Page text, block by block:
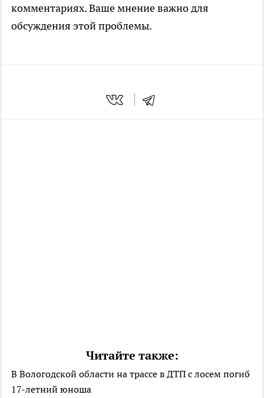
комментариях. Ваше мнение важно для
обсуждения этой проблемы.
Читайте также:
В Вологодской области на трассе в ДТП с лосем погиб
17-летний юноша